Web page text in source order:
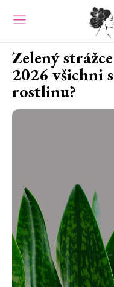
Zelený
2026 všichni
rostlinu?